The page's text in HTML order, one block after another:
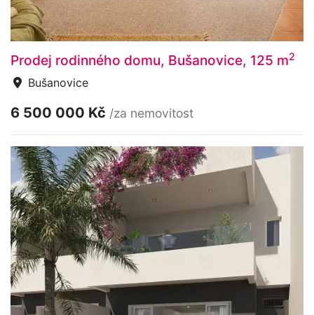
Prodej rodinného domu, Bušanovice, 125 m2
Bušanovice
6 500 000 Kč /za nemovitost